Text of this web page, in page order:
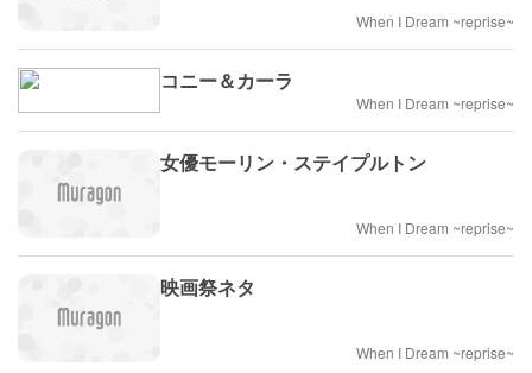
When I Dream ~reprise~
コニー＆カーラ
When I Dream ~reprise~
女優モーリン・ステイプルトン
When I Dream ~reprise~
映画祭ネタ
When I Dream ~reprise~